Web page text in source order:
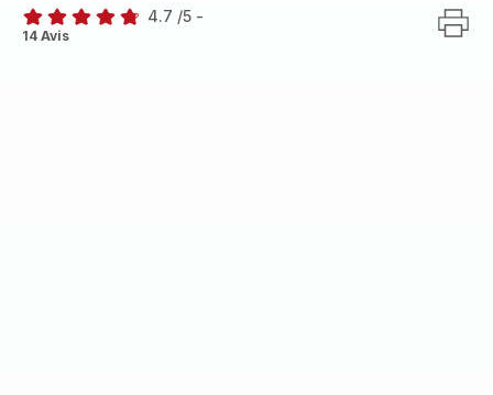
ratings.4.7
4.7 /5 -
14 Avis